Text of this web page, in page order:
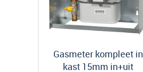
Gasmeter kompleet in
kast 15mm in+uit